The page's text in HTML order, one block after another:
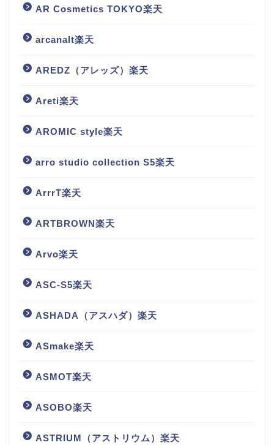
AR Cosmetics TOKYO楽天
arcanalt楽天
AREDZ（アレッズ）楽天
Areti楽天
AROMIC style楽天
arro studio collection S5楽天
ArrrT楽天
ARTBROWN楽天
Arvo楽天
ASC-S5楽天
ASHADA（アスハダ）楽天
ASmake楽天
ASMOT楽天
ASOBO楽天
ASTRIUM（アストリウム）楽天